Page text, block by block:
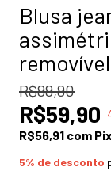
Blusa
removível
R$99,90
R$59,90
R$56,91 com Pix
5% de desconto